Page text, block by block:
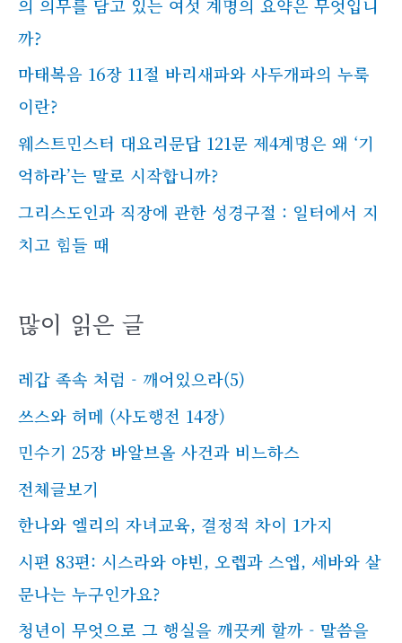
의 의무를 담고 있는 여섯 계명의 요약은 무엇입니
까?
마태복음 16장 11절 바리새파와 사두개파의 누룩
이란?
웨스트민스터 대요리문답 121문 제4계명은 왜 ‘기
억하라’는 말로 시작합니까?
그리스도인과 직장에 관한 성경구절 : 일터에서 지
치고 힘들 때
많이 읽은 글
레갑 족속 처럼 - 깨어있으라(5)
쓰스와 허메 (사도행전 14장)
민수기 25장 바알브올 사건과 비느하스
전체글보기
한나와 엘리의 자녀교육, 결정적 차이 1가지
시편 83편: 시스라와 야빈, 오렙과 스엡, 세바와 살
문나는 누구인가요?
청년이 무엇으로 그 행실을 깨끗케 할까 - 말씀을